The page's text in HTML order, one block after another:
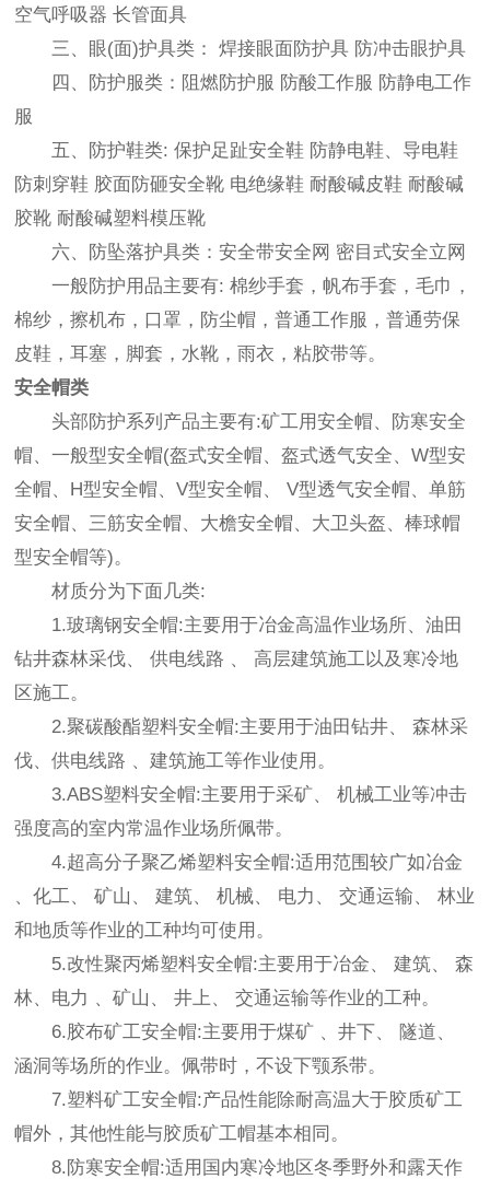
空气呼吸器 长管面具
三、眼(面)护具类： 焊接眼面防护具 防冲击眼护具
四、防护服类：阻燃防护服 防酸工作服 防静电工作
服
五、防护鞋类: 保护足趾安全鞋 防静电鞋、导电鞋
防刺穿鞋 胶面防砸安全靴 电绝缘鞋 耐酸碱皮鞋 耐酸碱
胶靴 耐酸碱塑料模压靴
六、防坠落护具类：安全带安全网 密目式安全立网
一般防护用品主要有: 棉纱手套，帆布手套，毛巾，
棉纱，擦机布，口罩，防尘帽，普通工作服，普通劳保
皮鞋，耳塞，脚套，水靴，雨衣，粘胶带等。
安全帽类
头部防护系列产品主要有:矿工用安全帽、防寒安全
帽、一般型安全帽(盔式安全帽、盔式透气安全、W型安
全帽、H型安全帽、V型安全帽、 V型透气安全帽、单筋
安全帽、三筋安全帽、大檐安全帽、大卫头盔、棒球帽
型安全帽等)。
材质分为下面几类:
1.玻璃钢安全帽:主要用于冶金高温作业场所、油田
钻井森林采伐、 供电线路 、 高层建筑施工以及寒冷地
区施工。
2.聚碳酸酯塑料安全帽:主要用于油田钻井、 森林采
伐、供电线路 、建筑施工等作业使用。
3.ABS塑料安全帽:主要用于采矿、 机械工业等冲击
强度高的室内常温作业场所佩带。
4.超高分子聚乙烯塑料安全帽:适用范围较广如冶金
、化工、 矿山、 建筑、 机械、 电力、 交通运输、 林业
和地质等作业的工种均可使用。
5.改性聚丙烯塑料安全帽:主要用于冶金、 建筑、 森
林、电力 、矿山、 井上、 交通运输等作业的工种。
6.胶布矿工安全帽:主要用于煤矿 、井下、 隧道、
涵洞等场所的作业。佩带时，不设下颚系带。
7.塑料矿工安全帽:产品性能除耐高温大于胶质矿工
帽外，其他性能与胶质矿工帽基本相同。
8.防寒安全帽:适用国内寒冷地区冬季野外和露天作